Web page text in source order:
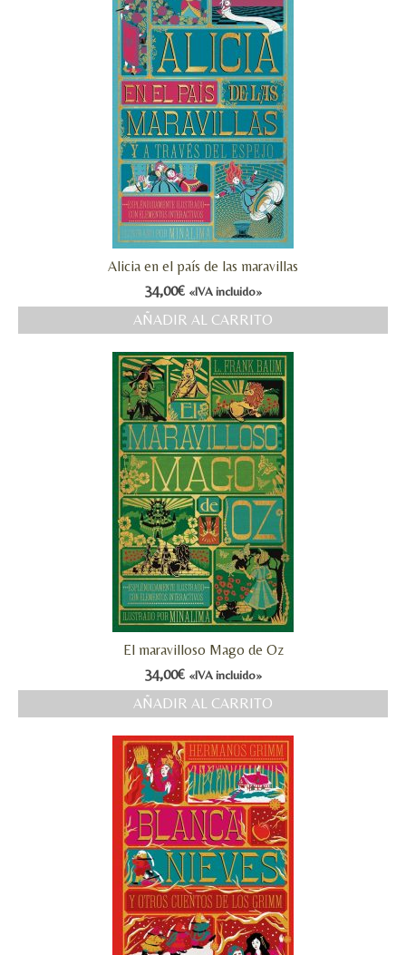
Alicia en el país de las maravillas
34,00€ «IVA incluido»
AÑADIR AL CARRITO
El maravilloso Mago de Oz
34,00€ «IVA incluido»
AÑADIR AL CARRITO